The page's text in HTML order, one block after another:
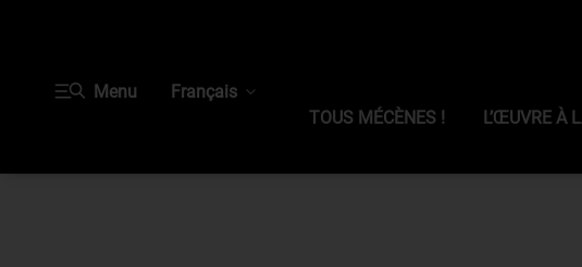
Menu
Français
TOUS MÉCÈNES !
L’ŒUVRE À